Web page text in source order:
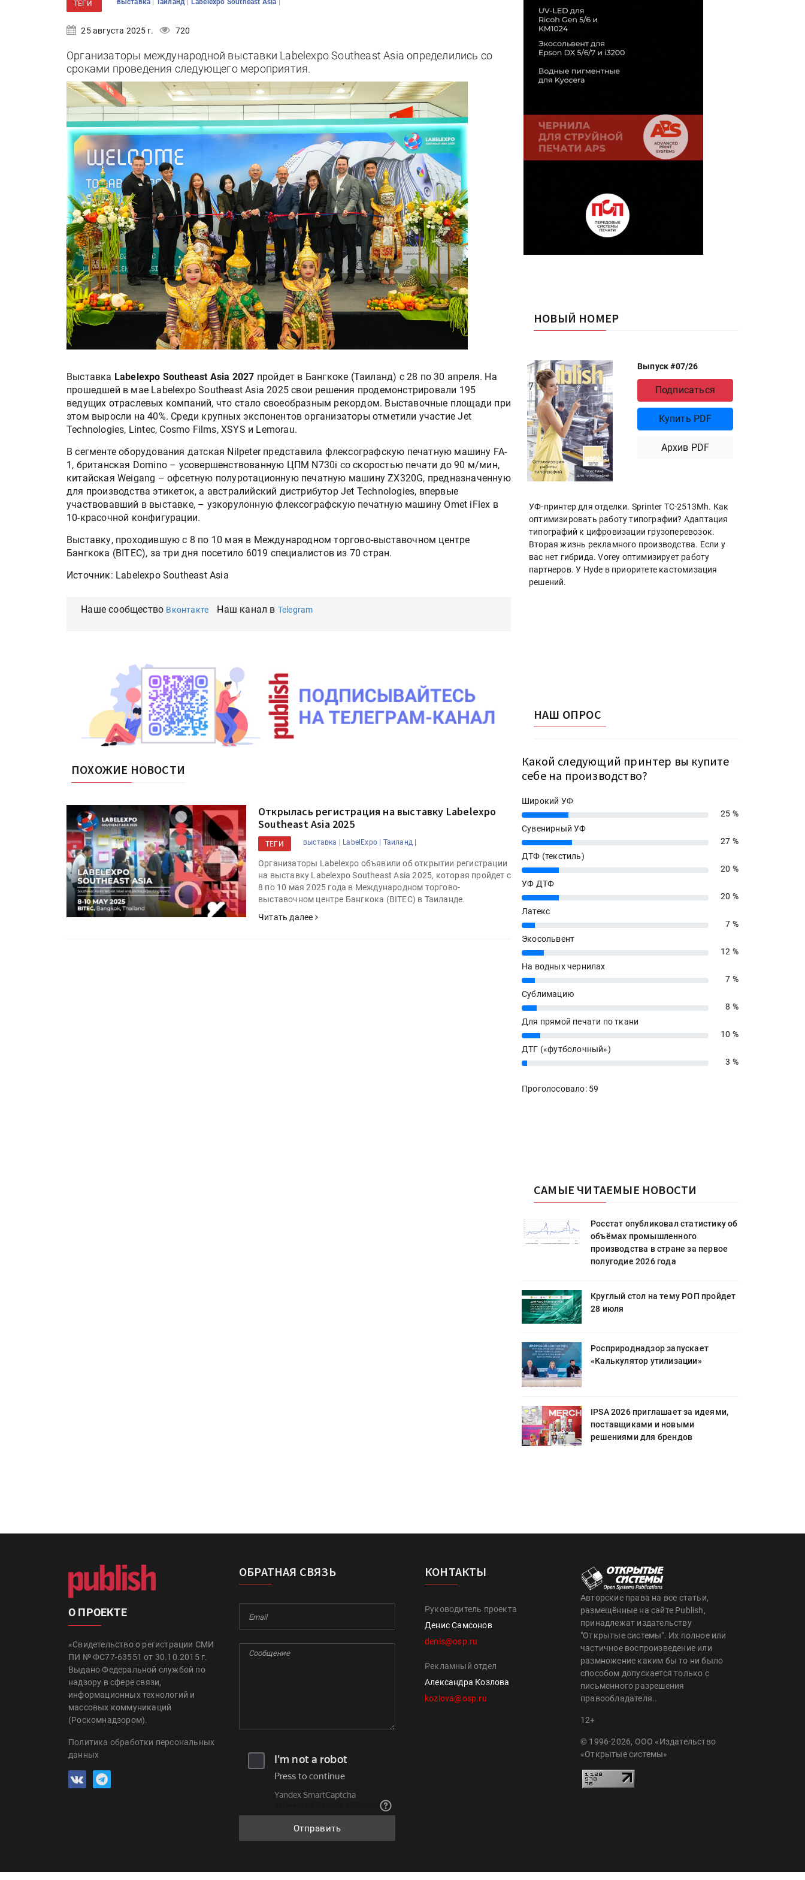
ТЕГИ выставка Таиланд Labelexpo Southeast Asia
25 августа 2025 г. 720
Организаторы международной выставки Labelexpo Southeast Asia определились со
сроками проведения следующего мероприятия.
Выставка Labelexpo Southeast Asia 2027 пройдет в Бангкоке (Таиланд) с 28 по 30 апреля. На
прошедшей в мае Labelexpo Southeast Asia 2025 свои решения продемонстрировали 195
ведущих отраслевых компаний, что стало своеобразным рекордом. Выставочные площади при
этом выросли на 40%. Среди крупных экспонентов организаторы отметили участие Jet
Technologies, Lintec, Cosmo Films, XSYS и Lemorau.
В сегменте оборудования датская Nilpeter представила флексографскую печатную машину FA-
1, британская Domino – усовершенствованную ЦПМ N730i со скоростью печати до 90 м/мин,
китайская Weigang – офсетную полуротационную печатную машину ZX320G, предназначенную
для производства этикеток, а австралийский дистрибутор Jet Technologies, впервые
участвовавший в выставке, – узкорулонную флексографскую печатную машину Omet iFlex в
10-красочной конфигурации.
Выставку, проходившую с 8 по 10 мая в Международном торгово-выставочном центре
Бангкока (BITEC), за три дня посетило 6019 специалистов из 70 стран.
Источник: Labelexpo Southeast Asia
Наше сообщество Вконтакте Наш канал в Telegram
ПОХОЖИЕ НОВОСТИ
Открылась регистрация на выставку Labelexpo
Southeast Asia 2025
ТЕГИ выставка | LabelExpo | Таиланд |
Организаторы Labelexpo объявили об открытии регистрации
на выставку Labelexpo Southeast Asia 2025, которая пройдет с
8 по 10 мая 2025 года в Международном торгово-
выставочном центре Бангкока (BITEC) в Таиланде.
Читать далее
НОВЫЙ НОМЕР
Выпуск #07/26
Подписаться
Купить PDF
Архив PDF
УФ-принтер для отделки. Sprinter ТС-2513Mh. Как
оптимизировать работу типографии? Адаптация
типографий к цифровизации грузоперевозок.
Вторая жизнь рекламного производства. Если у
вас нет гибрида. Vorey оптимизирует работу
партнеров. У Hyde в приоритете кастомизация
решений.
НАШ ОПРОС
Какой следующий принтер вы купите
себе на производство?
Широкий УФ
25%
25 %
Сувенирный УФ
27%
27 %
ДТФ (текстиль)
20%
20 %
УФ ДТФ
20%
20 %
Латекс
7%
7 %
Экосольвент
12%
12 %
На водных чернилах
7%
7 %
Сублимацию
8%
8 %
Для прямой печати по ткани
10%
10 %
ДТГ («футболочный»)
3% 3 %
Проголосовало: 59
САМЫЕ ЧИТАЕМЫЕ НОВОСТИ
Росстат опубликовал статистику об
объёмах промышленного
производства в стране за первое
полугодие 2026 года
Круглый стол на тему РОП пройдет
28 июля
Росприроднадзор запускает
«Калькулятор утилизации»
IPSA 2026 приглашает за идеями,
поставщиками и новыми
решениями для брендов
О ПРОЕКТЕ
«Свидетельство о регистрации СМИ
ПИ № ФС77-63551 от 30.10.2015 г.
Выдано Федеральной службой по
надзору в сфере связи,
информационных технологий и
массовых коммуникаций
(Роскомнадзором).
Политика обработки персональных
данных
ОБРАТНАЯ СВЯЗЬ
Отправить
КОНТАКТЫ
Руководитель проекта
Денис Самсонов
denis@osp.ru
Рекламный отдел
Александра Козлова
kozlova@osp.ru
Авторские права на все статьи,
размещённые на сайте Publish,
принадлежат издательству
"Открытые системы". Их полное или
частичное воспроизведение или
размножение каким бы то ни было
способом допускается только с
письменного разрешения
правообладателя..
12+
© 1996-2026, ООО «Издательство
«Открытые системы»